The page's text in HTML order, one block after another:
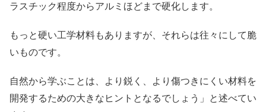
ラスチック程度からアルミほどまで硬化します。
もっと硬い工学材料もありますが、それらは往々にして脆
いものです。
自然から学ぶことは、より鋭く、より傷つきにくい材料を
開発するための大きなヒントとなるでしょう」と述べてい